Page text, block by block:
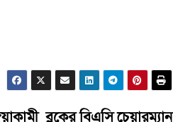
ব্লকের বিএসি চেয়ারম্যান